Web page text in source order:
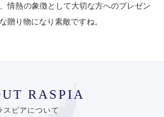
情熱の象徴として大切な方へのプレゼン
贈り物になり素敵ですね。
RASPIA
スピアについて